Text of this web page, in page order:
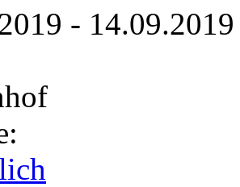
-